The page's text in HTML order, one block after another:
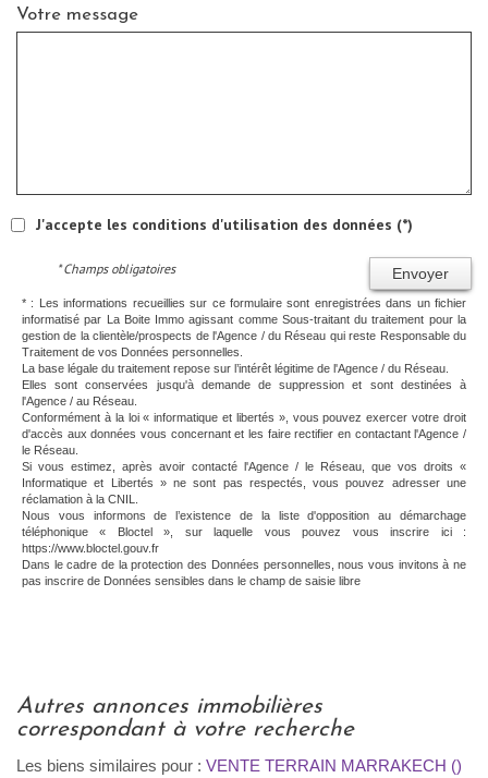
Votre message
J'accepte les conditions d'utilisation des données (*)
Envoyer
* Champs obligatoires
* : Les informations recueillies sur ce formulaire sont enregistrées dans un fichier
informatisé par La Boite Immo agissant comme Sous-traitant du traitement pour la
gestion de la clientèle/prospects de l'Agence / du Réseau qui reste Responsable du
Traitement de vos Données personnelles.
La base légale du traitement repose sur l’intérêt légitime de l'Agence / du Réseau.
Elles sont conservées jusqu'à demande de suppression et sont destinées à
l'Agence / au Réseau.
Conformément à la loi « informatique et libertés », vous pouvez exercer votre droit
d'accès aux données vous concernant et les faire rectifier en contactant l'Agence /
le Réseau.
Si vous estimez, après avoir contacté l'Agence / le Réseau, que vos droits «
Informatique et Libertés » ne sont pas respectés, vous pouvez adresser une
réclamation à la CNIL.
Nous vous informons de l’existence de la liste d'opposition au démarchage
téléphonique « Bloctel », sur laquelle vous pouvez vous inscrire ici :
https://www.bloctel.gouv.fr
Dans le cadre de la protection des Données personnelles, nous vous invitons à ne
pas inscrire de Données sensibles dans le champ de saisie libre
autres annonces immobilières
correspondant à votre recherche
Les biens similaires pour : VENTE TERRAIN MARRAKECH ()